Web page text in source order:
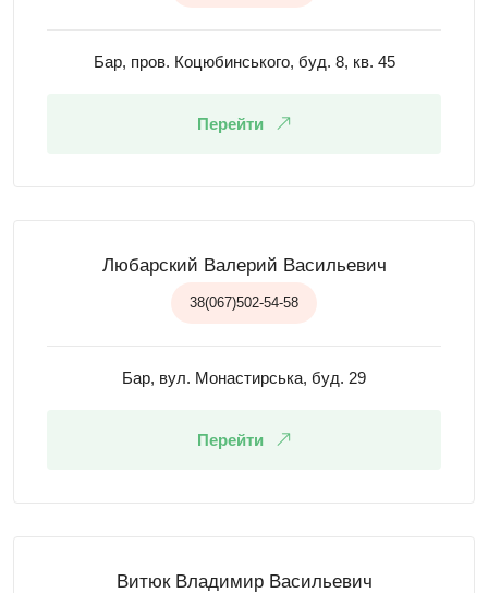
Бар, пров. Коцюбинського, буд. 8, кв. 45
Перейти
Любарский Валерий Васильевич
38(067)502-54-58
Бар, вул. Монастирська, буд. 29
Перейти
Витюк Владимир Васильевич